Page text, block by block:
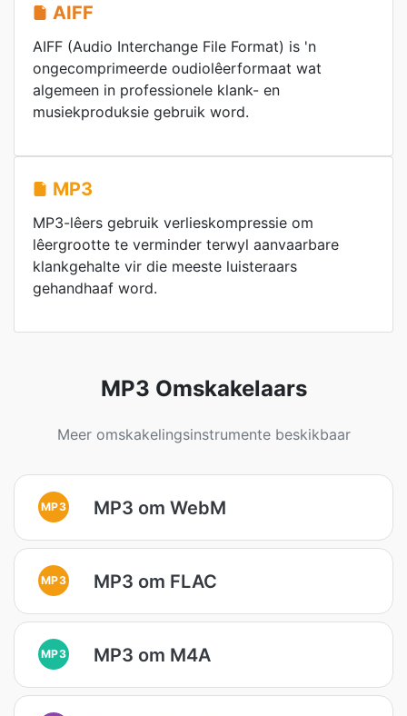
AIFF
AIFF (Audio Interchange File Format) is 'n
ongecomprimeerde oudiolêerformaat wat
algemeen in professionele klank- en
musiekproduksie gebruik word.
MP3
MP3-lêers gebruik verlieskompressie om
lêergrootte te verminder terwyl aanvaarbare
klankgehalte vir die meeste luisteraars
gehandhaaf word.
MP3 Omskakelaars
Meer omskakelingsinstrumente beskikbaar
MP3 MP3 om WebM
MP3 MP3 om FLAC
MP3 MP3 om M4A